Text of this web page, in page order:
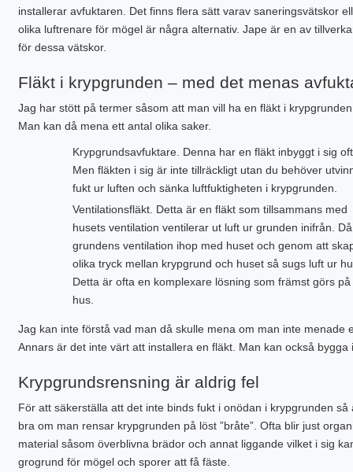
installerar avfuktaren. Det finns flera sätt varav saneringsvätskor
olika luftrenare för mögel är några alternativ. Jape är en av
för dessa vätskor.
Fläkt i krypgrunden – med det menas
Jag har stött på termer såsom att man vill ha en fläkt i
Man kan då mena ett antal olika saker.
Krypgrundsavfuktare. Denna har en fläkt inbyggt i sig
Men fläkten i sig är inte tillräckligt utan du behöver
fukt ur luften och sänka luftfuktigheten i krypgrunden.
Ventilationsfläkt. Detta är en fläkt som tillsammans med
husets ventilation ventilerar ut luft ur grunden inifrån.
grundens ventilation ihop med huset och genom att
olika tryck mellan krypgrund och huset så sugs luft ur
Detta är ofta en komplexare lösning som främst görs på
hus.
Jag kan inte förstå vad man då skulle mena om man inte menade
Annars är det inte värt att installera en fläkt. Man kan också bygga
Krypgrundsrensning är aldrig fel
För att säkerställa att det inte binds fukt i onödan i krypgrunden så
bra om man rensar krypgrunden på löst ”bråte”. Ofta blir just
material såsom överblivna brädor och annat liggande vilket i sig
grogrund för mögel och sporer att få fäste.